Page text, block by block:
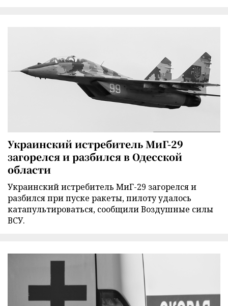
Украинский истребитель МиГ-29
загорелся и разбился в Одесской
области
Украинский истребитель МиГ-29 загорелся и
разбился при пуске ракеты, пилоту удалось
катапультироваться, сообщили Воздушные силы
ВСУ.